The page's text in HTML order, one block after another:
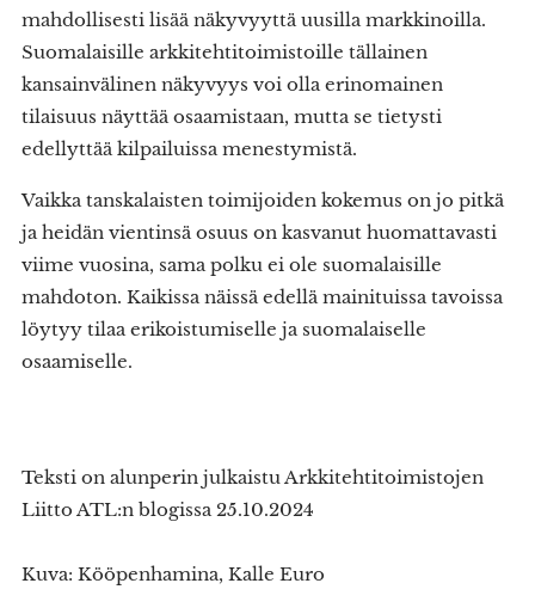
mahdollisesti lisää näkyvyyttä uusilla markkinoilla.
Suomalaisille arkkitehtitoimistoille tällainen
kansainvälinen näkyvyys voi olla erinomainen
tilaisuus näyttää osaamistaan, mutta se tietysti
edellyttää kilpailuissa menestymistä.
Vaikka tanskalaisten toimijoiden kokemus on jo pitkä
ja heidän vientinsä osuus on kasvanut huomattavasti
viime vuosina, sama polku ei ole suomalaisille
mahdoton. Kaikissa näissä edellä mainituissa tavoissa
löytyy tilaa erikoistumiselle ja suomalaiselle
osaamiselle.
Teksti on alunperin julkaistu Arkkitehtitoimistojen
Liitto ATL:n blogissa 25.10.2024
Kuva: Kööpenhamina, Kalle Euro